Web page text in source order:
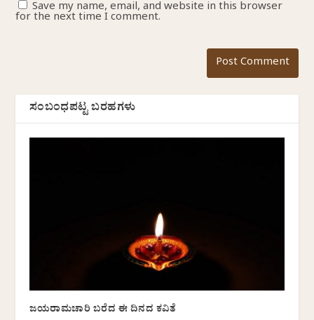
Save my name, email, and website in this browser
for the next time I comment.
ಸಂಬಂಧಪಟ್ಟ ಬರಹಗಳು
ಜಯರಾಮಚಾರಿ ಬರೆದ ಈ ದಿನದ ಕವಿತೆ